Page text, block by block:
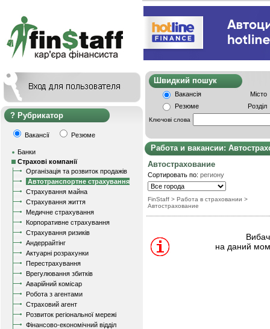
Рубрикатор
Вакансії Резюме
Банки
Страхові компанії
Організація та розвиток продажів
Автотранспортне страхування
Страхування майна
Страхування життя
Медичне страхування
Корпоративне страхування
Страхування ризиків
Андеррайтінг
Актуарні розрахунки
Перестрахування
Врегулювання збитків
Аварійний комісар
Робота з агентами
Страховий агент
Розвиток регіональної мережі
Фінансово-економічний відділ
Швидкий
Вакансія
Місто
Резюме
Розділ
Ключові слова
Работа и вакансии:
Автострахование
Сортировать по: региону
FinStaff > Работа в страховании >
Автострахование
на даний